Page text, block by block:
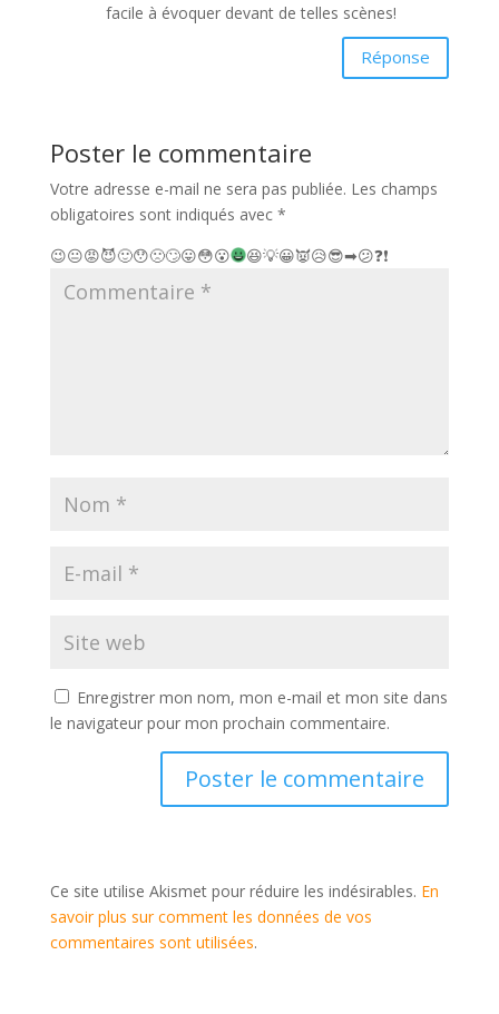
facile à évoquer devant de telles scènes!
Réponse
Poster le commentaire
Votre adresse e-mail ne sera pas publiée. Les champs
obligatoires sont indiqués avec *
😉😐😡😈🙂😯🙁🙄😛😳😮 😆💡😀👿😥😎➡😕❓❗
Enregistrer mon nom, mon e-mail et mon site dans
le navigateur pour mon prochain commentaire.
Ce site utilise Akismet pour réduire les indésirables. En
savoir plus sur comment les données de vos
commentaires sont utilisées.